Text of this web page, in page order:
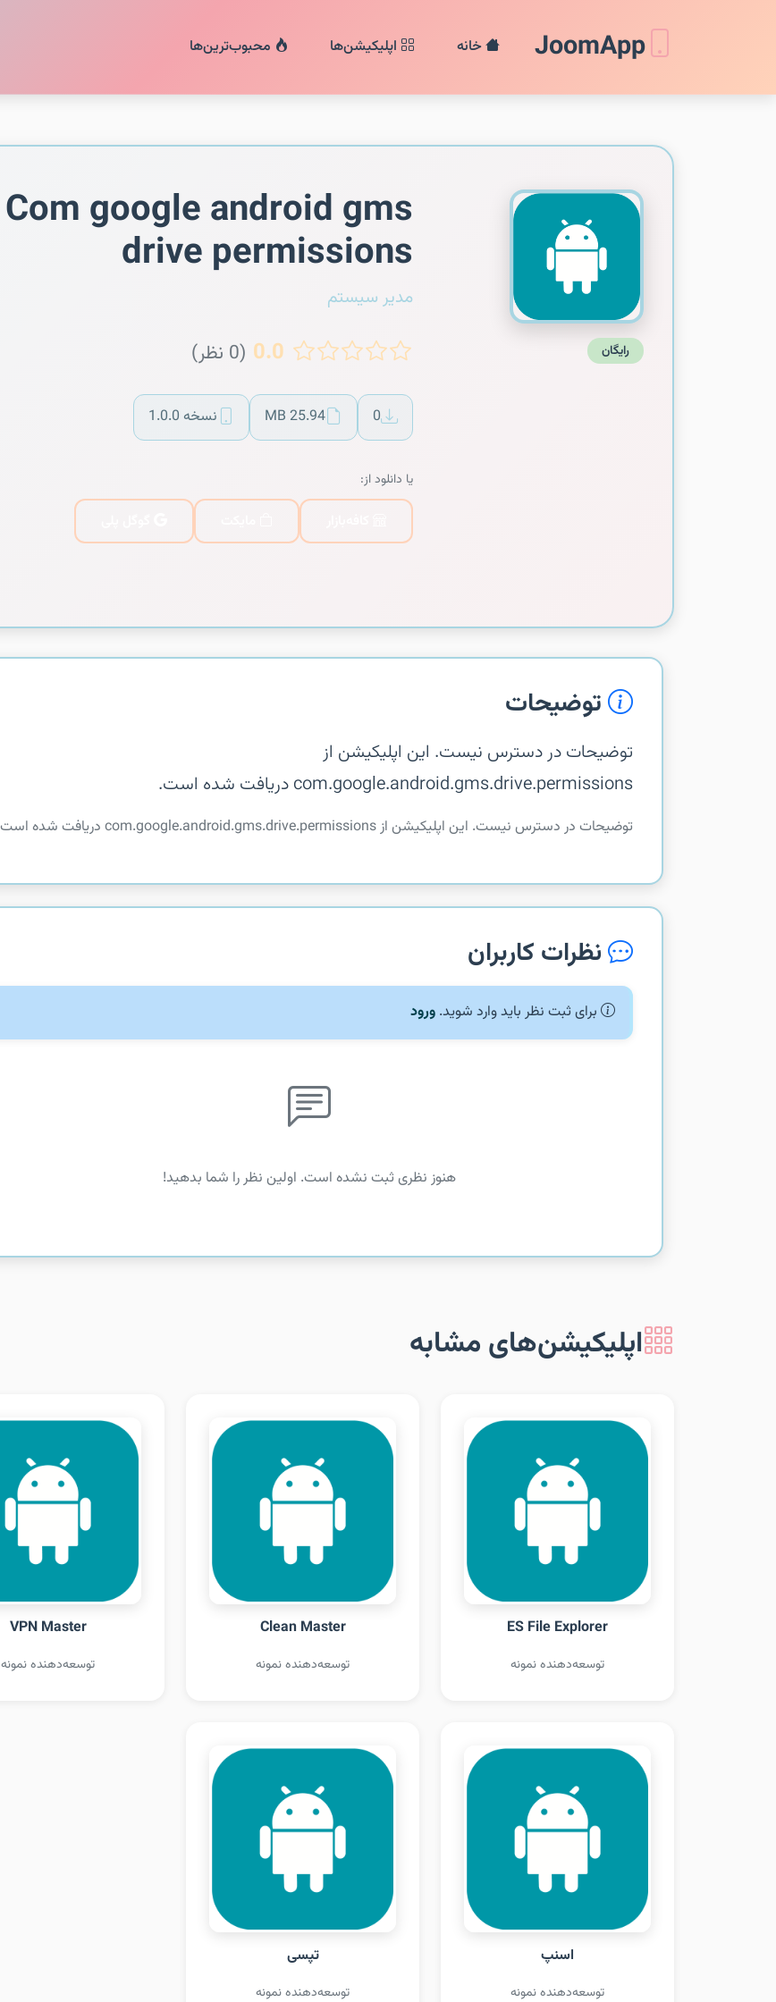
JoomApp خانه اپلیکیشن‌ها محبوب‌ترین‌ها
رایگان
Com google android gms
drive permissions
مدیر سیستم
0.0 (0 نظر)
0
25.94 MB نسخه 1.0.0
یا دانلود از:
توضیحات
توضیحات در دسترس نیست. این اپلیکیشن از
com.google.android.gms.drive.permissions دریافت شده است.
توضیحات در دسترس نیست. این اپلیکیشن از com.google.android.gms.drive.permissions دریافت شده است.
نظرات کاربران
برای ثبت نظر باید وارد شوید. ورود
هنوز نظری ثبت نشده است. اولین نظر را شما بدهید!
اپلیکیشن‌های مشابه
ES File Explorer
توسعه‌دهنده نمونه
Clean Master
توسعه‌دهنده نمونه
VPN Master
توسعه‌دهنده نمونه
اسنپ
توسعه‌دهنده نمونه
تپسی
توسعه‌دهنده نمونه